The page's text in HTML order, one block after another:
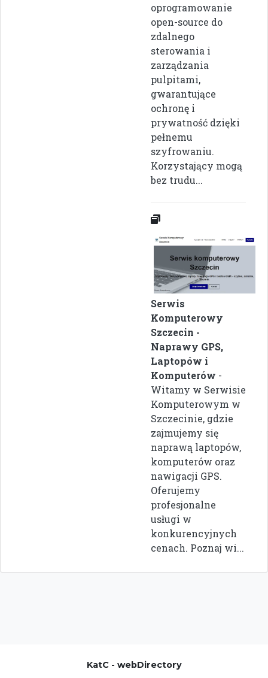
oprogramowanie
open-source do
zdalnego
sterowania i
zarządzania
pulpitami,
gwarantujące
ochronę i
prywatność dzięki
pełnemu
szyfrowaniu.
Korzystający mogą
bez trudu...
Serwis
Komputerowy
Szczecin -
Naprawy GPS,
Laptopów i
Komputerów -
Witamy w Serwisie
Komputerowym w
Szczecinie, gdzie
zajmujemy się
naprawą laptopów,
komputerów oraz
nawigacji GPS.
Oferujemy
profesjonalne
usługi w
konkurencyjnych
cenach. Poznaj wi...
KatC - webDirectory